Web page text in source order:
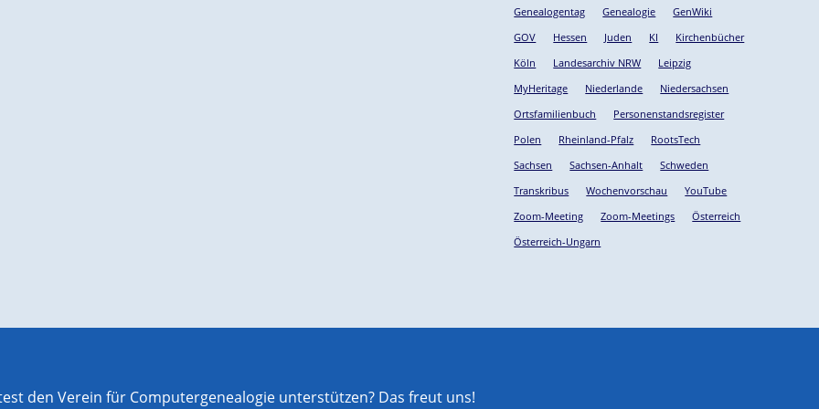
Genealogentag
Genealogie
GenWiki
GOV
Hessen Juden KI
Kirchenbücher
Köln
Landesarchiv NRW
Leipzig
MyHeritage
Niederlande
Niedersachsen
Ortsfamilienbuch
Personenstandsregister
Polen
Rheinland-Pfalz
RootsTech
Sachsen
Sachsen-Anhalt
Schweden
Transkribus
Wochenvorschau
YouTube
Zoom-Meeting
Zoom-Meetings
Österreich
Österreich-Ungarn
den Verein für Computergenealogie unterstützen? Das freut uns!